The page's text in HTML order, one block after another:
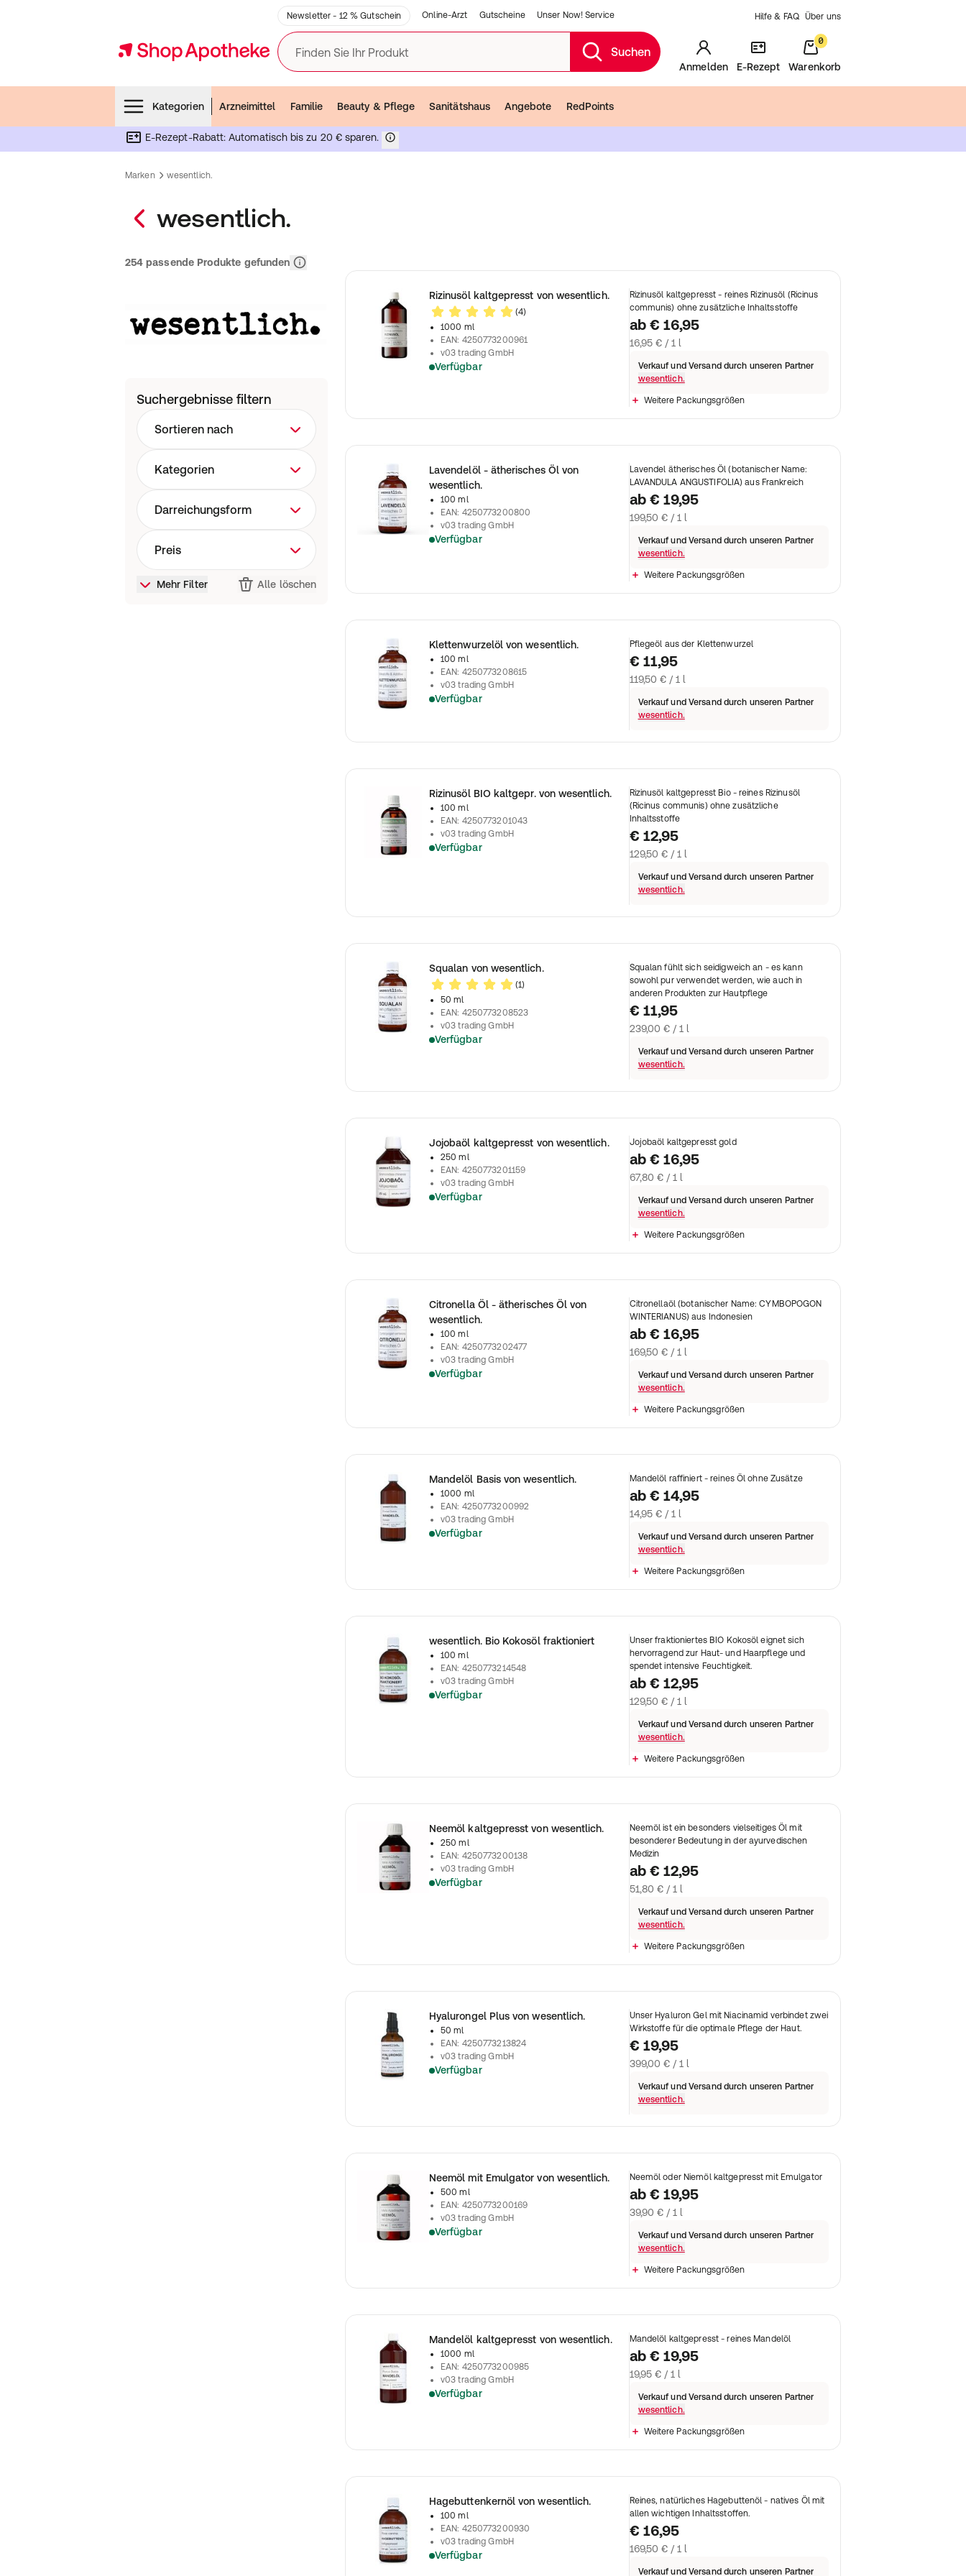
Newsletter - 12 % Gutschein Online-Arzt Gutscheine Unser Now! Service Hilfe & FAQ Über uns
Finden Sie Ihr Produkt Suchen
Anmelden E-Rezept
0
Warenkorb
Kategorien
Arzneimittel Familie Beauty & Pflege Sanitätshaus Angebote RedPoints
E-Rezept-Rabatt: Automatisch bis zu 20 € sparen.
Marken wesentlich.
wesentlich.
254 passende Produkte gefundenRelevanz
Suchergebnisse filtern
Sortieren nach
Kategorien
Darreichungsform
Preis
Mehr Filter Alle löschen
Rizinusöl kaltgepresst von wesentlich.
(4)
1000 ml
EAN: 4250773200961
v03 trading GmbH
Verfügbar
Rizinusöl kaltgepresst - reines Rizinusöl (Ricinus
communis) ohne zusätzliche Inhaltsstoffe
ab € 16,95
16,95 € / 1 l
Verkauf und Versand durch unseren Partner
wesentlich.
Weitere Packungsgrößen
Lavendelöl - ätherisches Öl von
wesentlich.
100 ml
EAN: 4250773200800
v03 trading GmbH
Verfügbar
Lavendel ätherisches Öl (botanischer Name:
LAVANDULA ANGUSTIFOLIA) aus Frankreich
ab € 19,95
199,50 € / 1 l
Verkauf und Versand durch unseren Partner
wesentlich.
Weitere Packungsgrößen
Klettenwurzelöl von wesentlich.
100 ml
EAN: 4250773208615
v03 trading GmbH
Verfügbar
Pflegeöl aus der Klettenwurzel
€ 11,95
119,50 € / 1 l
Verkauf und Versand durch unseren Partner
wesentlich.
Rizinusöl BIO kaltgepr. von wesentlich.
100 ml
EAN: 4250773201043
v03 trading GmbH
Verfügbar
Rizinusöl kaltgepresst Bio - reines Rizinusöl
(Ricinus communis) ohne zusätzliche
Inhaltsstoffe
€ 12,95
129,50 € / 1 l
Verkauf und Versand durch unseren Partner
wesentlich.
Squalan von wesentlich.
(1)
50 ml
EAN: 4250773208523
v03 trading GmbH
Verfügbar
Squalan fühlt sich seidigweich an - es kann
sowohl pur verwendet werden, wie auch in
anderen Produkten zur Hautpflege
€ 11,95
239,00 € / 1 l
Verkauf und Versand durch unseren Partner
wesentlich.
Jojobaöl kaltgepresst von wesentlich.
250 ml
EAN: 4250773201159
v03 trading GmbH
Verfügbar
Jojobaöl kaltgepresst gold
ab € 16,95
67,80 € / 1 l
Verkauf und Versand durch unseren Partner
wesentlich.
Weitere Packungsgrößen
Citronella Öl - ätherisches Öl von
wesentlich.
100 ml
EAN: 4250773202477
v03 trading GmbH
Verfügbar
Citronellaöl (botanischer Name: CYMBOPOGON
WINTERIANUS) aus Indonesien
ab € 16,95
169,50 € / 1 l
Verkauf und Versand durch unseren Partner
wesentlich.
Weitere Packungsgrößen
Mandelöl Basis von wesentlich.
1000 ml
EAN: 4250773200992
v03 trading GmbH
Verfügbar
Mandelöl raffiniert - reines Öl ohne Zusätze
ab € 14,95
14,95 € / 1 l
Verkauf und Versand durch unseren Partner
wesentlich.
Weitere Packungsgrößen
wesentlich. Bio Kokosöl fraktioniert
100 ml
EAN: 4250773214548
v03 trading GmbH
Verfügbar
Unser fraktioniertes BIO Kokosöl eignet sich
hervorragend zur Haut- und Haarpflege und
spendet intensive Feuchtigkeit.
ab € 12,95
129,50 € / 1 l
Verkauf und Versand durch unseren Partner
wesentlich.
Weitere Packungsgrößen
Neemöl kaltgepresst von wesentlich.
250 ml
EAN: 4250773200138
v03 trading GmbH
Verfügbar
Neemöl ist ein besonders vielseitiges Öl mit
besonderer Bedeutung in der ayurvedischen
Medizin
ab € 12,95
51,80 € / 1 l
Verkauf und Versand durch unseren Partner
wesentlich.
Weitere Packungsgrößen
Hyalurongel Plus von wesentlich.
50 ml
EAN: 4250773213824
v03 trading GmbH
Verfügbar
Unser Hyaluron Gel mit Niacinamid verbindet zwei
Wirkstoffe für die optimale Pflege der Haut.
€ 19,95
399,00 € / 1 l
Verkauf und Versand durch unseren Partner
wesentlich.
Neemöl mit Emulgator von wesentlich.
500 ml
EAN: 4250773200169
v03 trading GmbH
Verfügbar
Neemöl oder Niemöl kaltgepresst mit Emulgator
ab € 19,95
39,90 € / 1 l
Verkauf und Versand durch unseren Partner
wesentlich.
Weitere Packungsgrößen
Mandelöl kaltgepresst von wesentlich.
1000 ml
EAN: 4250773200985
v03 trading GmbH
Verfügbar
Mandelöl kaltgepresst - reines Mandelöl
ab € 19,95
19,95 € / 1 l
Verkauf und Versand durch unseren Partner
wesentlich.
Weitere Packungsgrößen
Hagebuttenkernöl von wesentlich.
100 ml
EAN: 4250773200930
v03 trading GmbH
Verfügbar
Reines, natürliches Hagebuttenöl - natives Öl mit
allen wichtigen Inhaltsstoffen.
€ 16,95
169,50 € / 1 l
Verkauf und Versand durch unseren Partner